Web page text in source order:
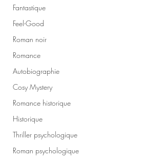
Fantastique
Feel-Good
Roman noir
Romance
Autobiographie
Cosy Mystery
Romance historique
Historique
Thriller psychologique
Roman psychologique